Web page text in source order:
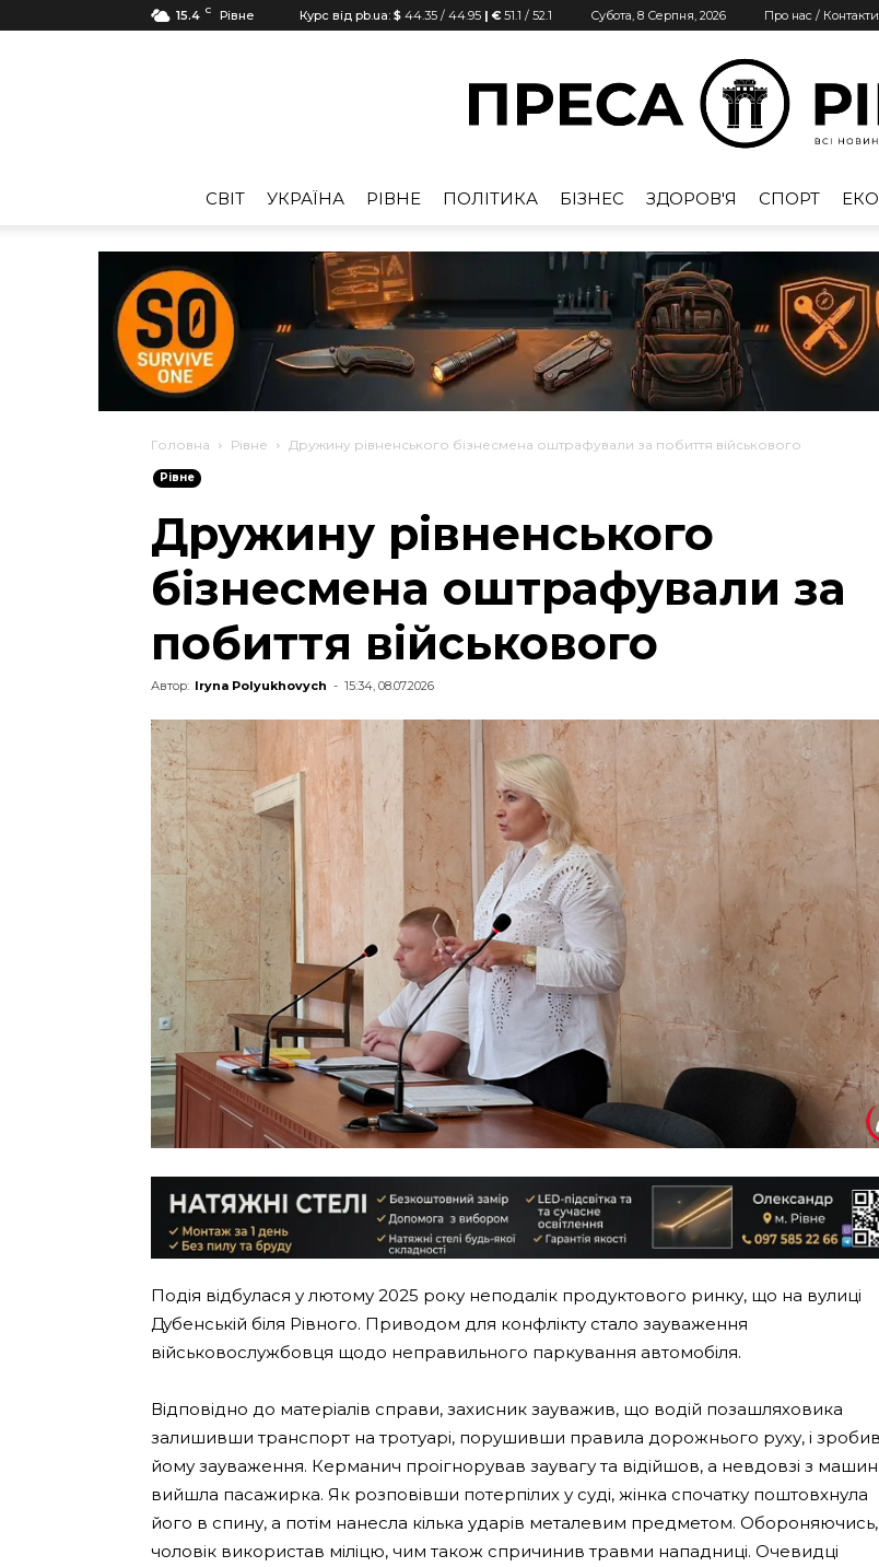
15.4 C Рівне Курс від pb.ua: $ 44.35 / 44.95 | € 51.1 / 52.1 Субота, 8 Серпня, 2026 Про нас / Контакти
Рівне
CВІТ УКРАЇНА РІВНЕ ПОЛІТИКА БІЗНЕС ЗДОРОВ'Я СПОРТ
Головна Рівне Дружину рівненського бізнесмена оштрафували за побиття військового
Рівне
Дружину рівненського
бізнесмена оштрафували за
побиття військового
Автор: Iryna Polyukhovych - 15:34, 08.07.2026
Подія відбулася у лютому 2025 року неподалік продуктового ринку, що на вулиці
Дубенській біля Рівного. Приводом для конфлікту стало зауваження
військовослужбовця щодо неправильного паркування автомобіля.
Відповідно до матеріалів справи, захисник зауважив, що водій позашляховика
залишивши транспорт на тротуарі, порушивши правила дорожнього руху, і зробив
йому зауваження. Керманич проігнорував заувагу та відійшов, а невдовзі з
вийшла пасажирка. Як розповівши потерпілих у суді, жінка спочатку поштовхнула
його в спину, а потім нанесла кілька ударів металевим предметом. Обороняючись,
чоловік використав міліцю, чим також спричинив травми нападниці. Очевидці